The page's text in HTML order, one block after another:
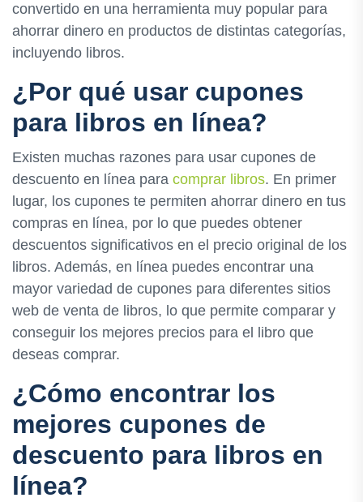
convertido en una herramienta muy popular para
ahorrar dinero en productos de distintas categorías,
incluyendo libros.
¿Por qué usar cupones
para libros en línea?
Existen muchas razones para usar cupones de
descuento en línea para comprar libros. En primer
lugar, los cupones te permiten ahorrar dinero en tus
compras en línea, por lo que puedes obtener
descuentos significativos en el precio original de los
libros. Además, en línea puedes encontrar una
mayor variedad de cupones para diferentes sitios
web de venta de libros, lo que permite comparar y
conseguir los mejores precios para el libro que
deseas comprar.
¿Cómo encontrar los
mejores cupones de
descuento para libros en
línea?